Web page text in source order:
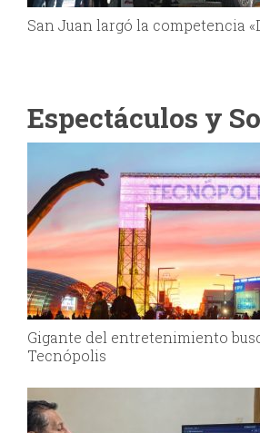
San Juan largó la competencia
Espectáculos y
Gigante del entretenimiento
Tecnópolis